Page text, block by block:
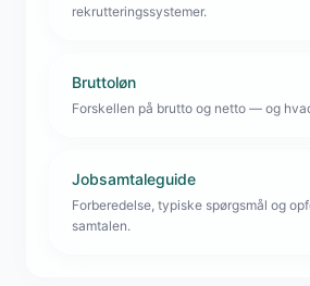
rekrutteringssystemer.
Bruttoløn
Forskellen på brutto og netto — og
Jobsamtaleguide
Forberedelse, typiske spørgsmål og
samtalen.